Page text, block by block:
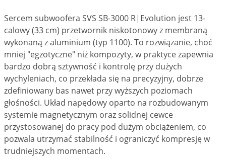
Sercem subwoofera SVS SB-3000 R|Evolution jest 13-
calowy (33 cm) przetwornik niskotonowy z membraną
wykonaną z aluminium (typ 1100). To rozwiązanie, choć
mniej "egzotyczne" niż kompozyty, w praktyce zapewnia
bardzo dobrą sztywność i kontrolę przy dużych
wychyleniach, co przekłada się na precyzyjny, dobrze
zdefiniowany bas nawet przy wyższych poziomach
głośności. Układ napędowy oparto na rozbudowanym
systemie magnetycznym oraz solidnej cewce
przystosowanej do pracy pod dużym obciążeniem, co
pozwala utrzymać stabilność i ograniczyć kompresję w
trudniejszych momentach.